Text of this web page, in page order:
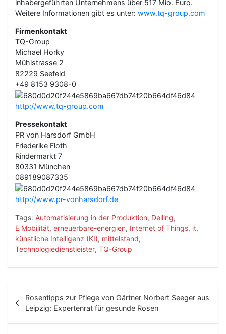
inhabergeführten Unternehmens über 517 Mio. Euro.
Weitere Informationen gibt es unter: www.tq-group.com
Firmenkontakt
TQ-Group
Michael Horky
Mühlstrasse 2
82229 Seefeld
+49 8153 9308-0
http://www.tq-group.com
Pressekontakt
PR von Harsdorf GmbH
Friederike Floth
Rindermarkt 7
80331 München
089189087335
http://www.pr-vonharsdorf.de
Tags: Automatisierung in der Produktion, Delling,
E Mobilität, erneuerbare-energien, Internet of Things, it,
künstliche Intelligenz (KI), mittelstand,
Technologiedienstleister, TQ-Group
e
i
Rosentipps zur Pflege von Gärtner Norbert Seeger aus
Leipzig: Expertenrat für gesunde Rosen